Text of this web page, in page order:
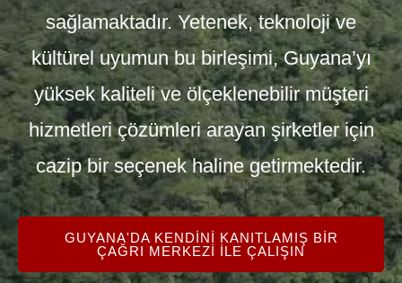
sağlamaktadır. Yetenek, teknoloji ve
kültürel uyumun bu birleşimi, Guyana’yı
yüksek kaliteli ve ölçeklenebilir müşteri
hizmetleri çözümleri arayan şirketler için
cazip bir seçenek haline getirmektedir.
GUYANA'DA KENDINI KANITLAMIŞ BIR
ÇAĞRI MERKEZI ILE ÇALIŞIN